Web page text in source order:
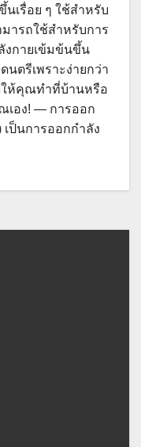
เรื่อย ๆ ใช้สำหรับ
มารถใช้สำหรับการ
งกายเข้มข้นขึ้น
ตรีเพราะง่ายกว่า
ให้คุณทำที่บ้านหรือ
เอง! — การออก
เป็นการออกกำลัง